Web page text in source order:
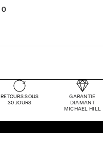
0
RETOURS SOUS
30 JOURS
GARANTIE
DIAMANT
MICHAEL HILL